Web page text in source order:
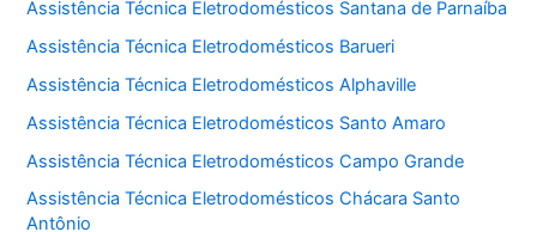
Assistência Técnica Eletrodomésticos Santana de Parnaíba
Assistência Técnica Eletrodomésticos Barueri
Assistência Técnica Eletrodomésticos Alphaville
Assistência Técnica Eletrodomésticos Santo Amaro
Assistência Técnica Eletrodomésticos Campo Grande
Assistência Técnica Eletrodomésticos Chácara Santo
Antônio